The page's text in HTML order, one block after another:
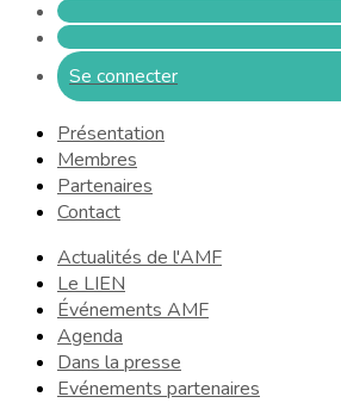
Se connecter
Présentation
Membres
Partenaires
Contact
Actualités de l'AMF
Le LIEN
Événements AMF
Agenda
Dans la presse
Evénements partenaires